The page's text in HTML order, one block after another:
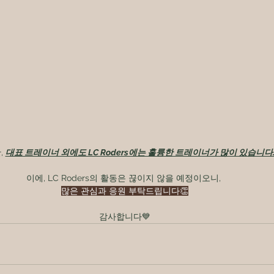
대표 트레이너 외에도 LC Roders에는 훌륭한 트레이너가 많이 있습니다.
이에, LC Roders의 활동은 끊이지 않을 예정이오니,
많은 관심과 응원 부탁드립니다👏
감사합니다💙